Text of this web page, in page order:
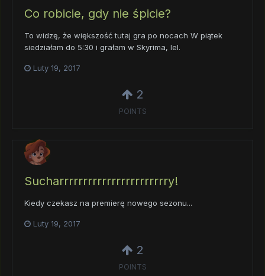
Co robicie, gdy nie śpicie?
To widzę, że większość tutaj gra po nocach W piątek
siedziałam do 5:30 i grałam w Skyrima, lel.
Luty 19, 2017
2
POINTS
Sucharrrrrrrrrrrrrrrrrrrrrrry!
Kiedy czekasz na premierę nowego sezonu...
Luty 19, 2017
2
POINTS